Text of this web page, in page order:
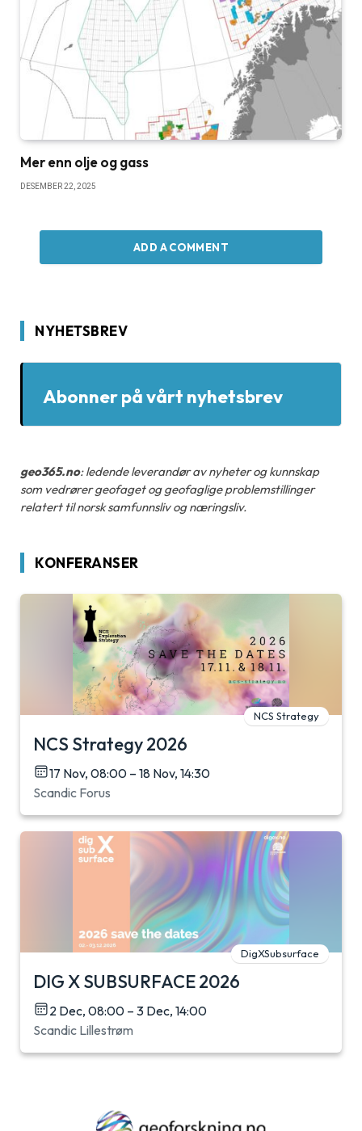
Mer enn olje og gass
DESEMBER 22, 2025
ADD A COMMENT
NYHETSBREV
Abonner på vårt nyhetsbrev
geo365.no: ledende leverandør av nyheter og kunnskap
som vedrører geofaget og geofaglige problemstillinger
relatert til norsk samfunnsliv og næringsliv.
KONFERANSER
NCS Strategy
NCS Strategy 2026
17 Nov, 08:00 – 18 Nov, 14:30
Scandic Forus
DigXSubsurface
DIG X SUBSURFACE 2026
2 Dec, 08:00 – 3 Dec, 14:00
Scandic Lillestrøm